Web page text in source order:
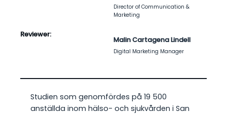
Director of Communication &
Marketing
Reviewer:
Malin Cartagena Lindell
Digital Marketing Manager
Studien som genomfördes på 19 500
anställda inom hälso- och sjukvården i San